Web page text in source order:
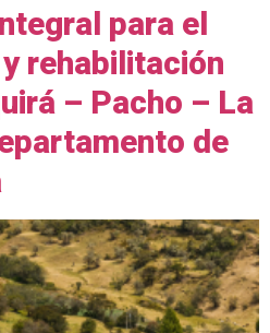
para el
rehabilitación
– Pacho – La
de